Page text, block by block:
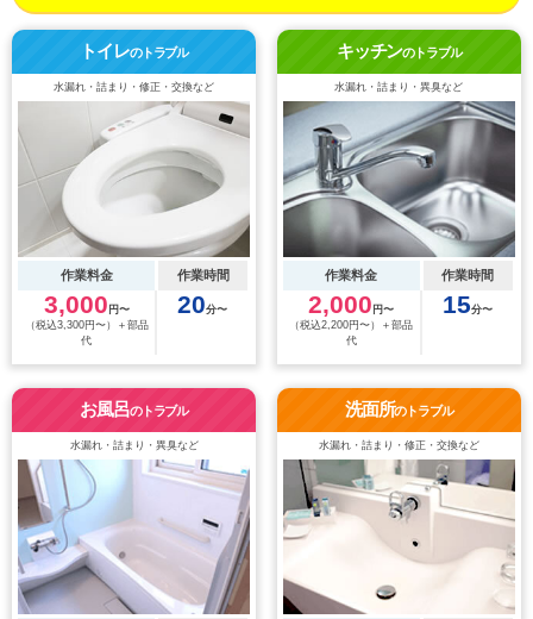
トイレのトラブル
水漏れ・詰まり・修正・交換など
作業料金 作業時間
3,000 円〜
（税込3,300円〜）＋部品
代
20分〜
キッチンのトラブル
水漏れ・詰まり・異臭など
作業料金 作業時間
2,000 円〜
（税込2,200円〜）＋部品
代
15分〜
お風呂のトラブル
水漏れ・詰まり・異臭など
洗面所のトラブル
水漏れ・詰まり・修正・交換など